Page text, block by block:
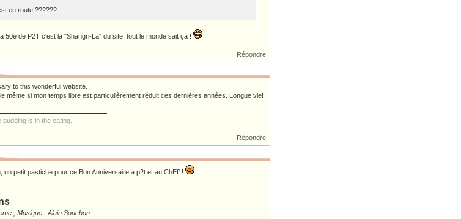
en route ??????
50e de P2T c'est la "Shangri-La" du site, tout le monde sait ça !
Répondre
to this wonderful website.
même si mon temps libre est particulièrement réduit ces dernières années. Longue vie!
is in the eating.
Répondre
un petit pastiche pour ce Bon Anniversaire à p2t et au ChEf' !
; Musique : Alain Souchon